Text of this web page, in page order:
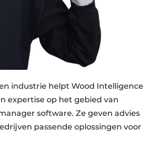
industrie helpt Wood Intelligence
expertise op het gebied van
software. Ze geven advies
passende oplossingen voor